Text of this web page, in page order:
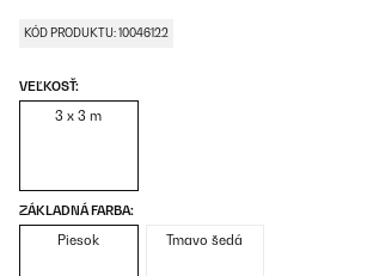
KÓD PRODUKTU: 10046122
VEĽKOSŤ:
3 x 3 m
ZÁKLADNÁ FARBA:
Piesok Tmavo šedá